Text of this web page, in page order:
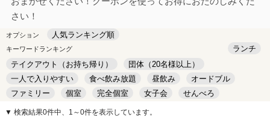
さい！
オプション 人気ランキング順
キーワードランキング
ランチ
テイクアウト（お持ち帰り）
団体（20名様以上）
一人で入りやすい
食べ飲み放題 昼飲み
オードブル
ファミリー
個室 完全個室 女子会
せんべろ
キッズルーム
安い デート
▼ 検索結果0件中、1～0件を表示しています。